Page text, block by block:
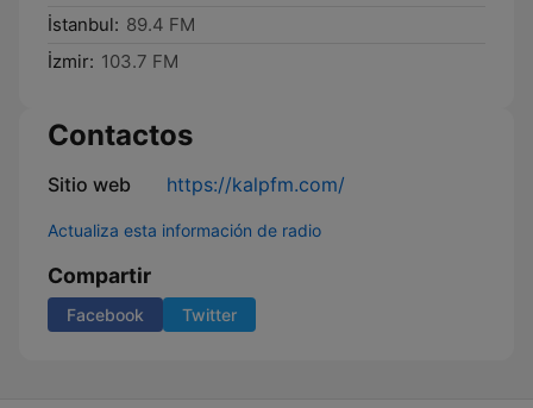
İstanbul: 89.4 FM
İzmir: 103.7 FM
Contactos
Sitio web https://kalpfm.com/
Actualiza esta información de radio
Compartir
Facebook Twitter